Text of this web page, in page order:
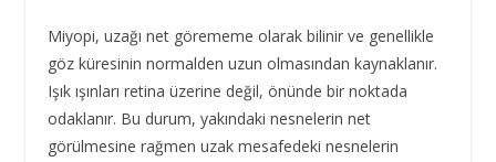
Miyopi, uzağı net görememe olarak bilinir ve genellikle
göz küresinin normalden uzun olmasından kaynaklanır.
Işık ışınları retina üzerine değil, önünde bir noktada
odaklanır. Bu durum, yakındaki nesnelerin net
görülmesine rağmen uzak mesafedeki nesnelerin